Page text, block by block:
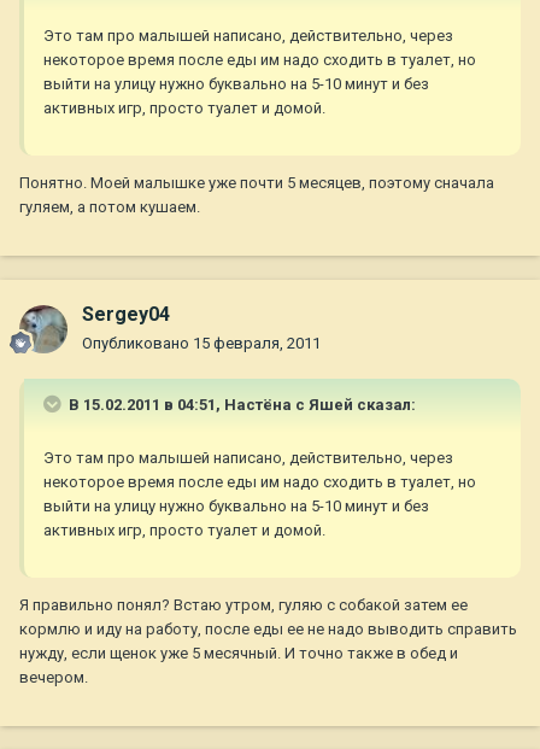
Это там про малышей написано, действительно, через
некоторое время после еды им надо сходить в туалет, но
выйти на улицу нужно буквально на 5-10 минут и без
активных игр, просто туалет и домой.
Понятно. Моей малышке уже почти 5 месяцев, поэтому сначала
гуляем, а потом кушаем.
Sergey04
Опубликовано 15 февраля, 2011
В 15.02.2011 в 04:51, Настёна с Яшей сказал:
Это там про малышей написано, действительно, через
некоторое время после еды им надо сходить в туалет, но
выйти на улицу нужно буквально на 5-10 минут и без
активных игр, просто туалет и домой.
Я правильно понял? Встаю утром, гуляю с собакой затем ее
кормлю и иду на работу, после еды ее не надо выводить справить
нужду, если щенок уже 5 месячный. И точно также в обед и
вечером.